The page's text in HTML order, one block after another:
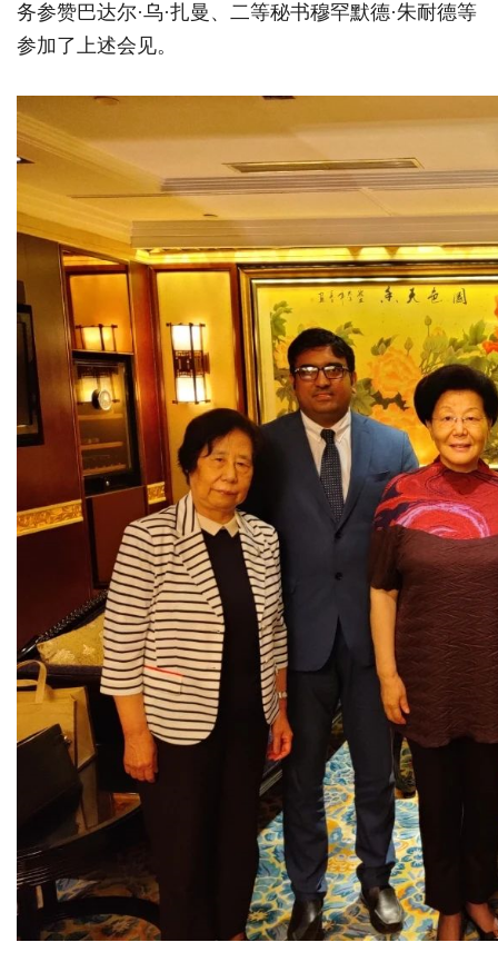
务参赞巴达尔·乌·扎曼、二等秘书穆罕默德·朱耐德等
参加了上述会见。